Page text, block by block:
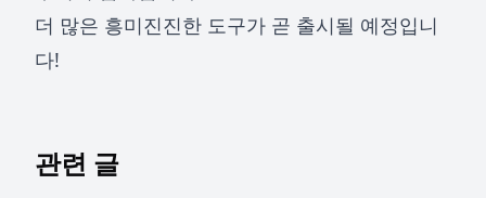
더 많은 흥미진진한 도구가 곧 출시될 예정입니
다!
관련 글